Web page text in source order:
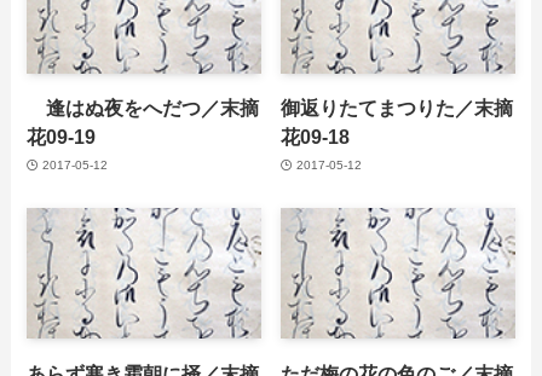
逢はぬ夜をへだつ／末摘
花09-19
2017-05-12
御返りたてまつりた／末摘
花09-18
2017-05-12